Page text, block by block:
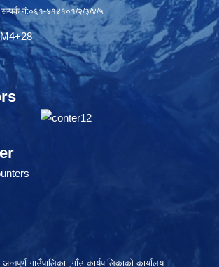
४१४१०१/२/३/४/५
गाउँपालिका ,गाँउ कार्यपालिकाको कार्यालय